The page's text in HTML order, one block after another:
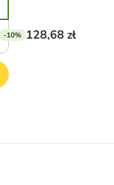
-10% 128,68 zł